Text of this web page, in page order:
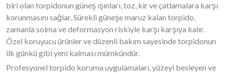
biri olan torpidonun güneş ışınları, toz, kir ve çatlamalara karşı
korunmasını sağlar. Sürekli güneşe maruz kalan torpido,
zamanla solma ve deformasyon riskiyle karşı karşıya kalır.
Özel koruyucu ürünler ve düzenli bakım sayesinde torpidonun
ilk günkü gibi yeni kalması mümkündür.
Profesyonel torpido koruma uygulamaları, yüzeyi besleyen ve